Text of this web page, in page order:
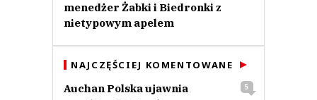
menedżer Żabki i Biedronki z
nietypowym apelem
NAJCZĘŚCIEJ KOMENTOWANE
Auchan Polska ujawnia
5